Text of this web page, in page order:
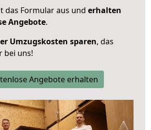
das Formular aus und erhalten
Angebote.
Umzugskosten sparen, das
bei uns!
Angebote erhalten